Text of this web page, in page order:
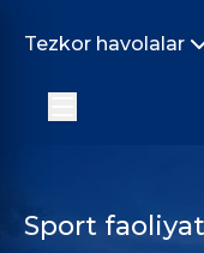
Tezkor havolalar
Sport